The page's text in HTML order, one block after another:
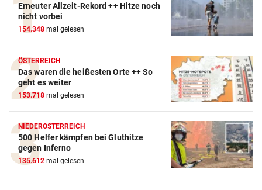
Erneuter Allzeit-Rekord ++ Hitze noch
nicht vorbei
154.348 mal gelesen
ÖSTERREICH
Das waren die heißesten Orte ++ So
geht es weiter
153.718 mal gelesen
NIEDERÖSTERREICH
500 Helfer kämpfen bei Gluthitze
gegen Inferno
135.612 mal gelesen
Action-Cam Vergleich
ZUM VERGLEICH
Crosstrainer Vergleich
ZUM VERGLEICH
E-Bike Vergleich
ZUM VERGLEICH
Elektro-Scooter Vergleich
ZUM VERGLEICH